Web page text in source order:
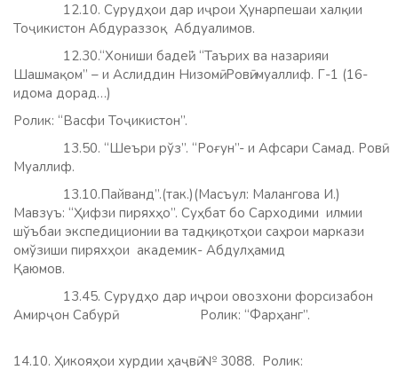
12.10. Сурудҳои дар иҷрои Ҳунарпешаи халқии
Тоҷикистон Абдураззоқ Абдуалимов.
12.30.“Хониши бадеӣ”. “Таърих ва назарияи
Шашмақом” – и Аслиддин Низомӣ. Ровӣ: муаллиф. Г-1 (16-
идома дорад…)
Ролик: “Васфи Тоҷикистон”.
13.50. “Шеъри рўз”. “Роғун”- и Афсари Самад. Ровӣ:
Муаллиф.
13.10.Пайванд”.(так.)(Масъул: Малангова И.)
Мавзуъ: “Ҳифзи пиряхҳо”. Суҳбат бо Сарходими илмии
шўъбаи экспедиционии ва тадқиқотҳои саҳрои маркази
омўзиши пиряхҳои академик- Абдулҳамид
Қаюмов.
13.45. Сурудҳо дар иҷрои овозхони форсизабон
Амирҷон Сабурӣ.
Ролик: “Фарҳанг”.
14.10. Ҳикояҳои хурдии ҳаҷвӣ. № 3088. Ролик: